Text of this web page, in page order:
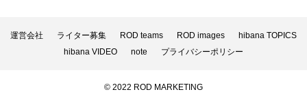
運営会社 ライター募集 ROD teams ROD images
hibana TOPICS
hibana VIDEO
note プライバシーポリシー
© 2022 ROD MARKETING